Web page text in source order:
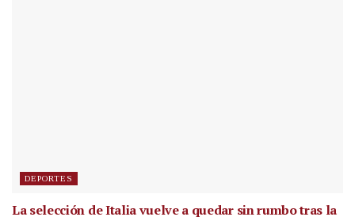
DEPORTES
La selección de Italia vuelve a quedar sin rumbo tras la